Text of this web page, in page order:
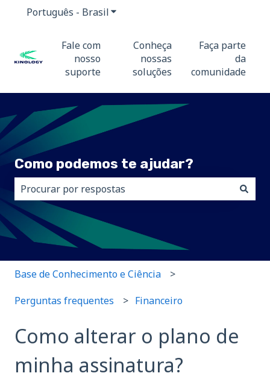
Português - BrasilMostrar submenu para traduções
Fale com
nosso
suporte
Conheça
nossas
soluções
Faça parte
da
comunidade
Como podemos te ajudar?
Não há sugestões porque o campo de pesquisa está
Base de Conhecimento e Ciência
Perguntas frequentes Financeiro
Como alterar o plano de
minha assinatura?